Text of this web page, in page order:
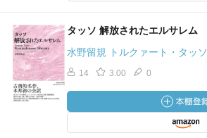
タッソ 解放されたエルサレム
水野留規 トルクァート・タッソ
14 3.00 0